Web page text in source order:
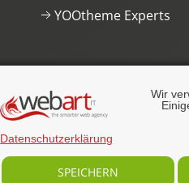
Wir
Datenschutzerklärung
SPEICHERN
YOOtheme Experts